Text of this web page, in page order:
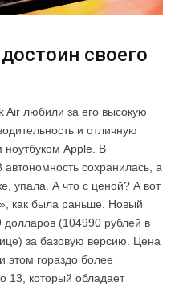
своего
Air любили за его высокую
и отличную
Apple. В
сохранилась, а
упала. А что с ценой? А вот
как была раньше. Новый
долларов (104990 рублей в
за базовую версию. Цена
этом гораздо более
13, который обладает